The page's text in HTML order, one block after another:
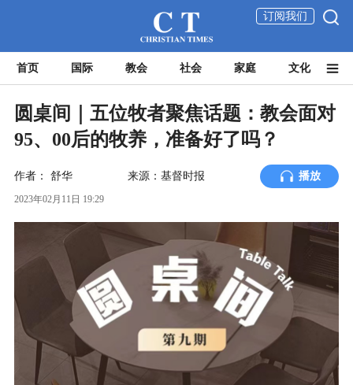
订阅我们
首页 国际 教会 社会 家庭 文化
圆桌间｜五位牧者聚焦话题：教会面对
95、00后的牧养，准备好了吗？
作者： 舒华 来源：基督时报 播放
2023年02月11日 19:29